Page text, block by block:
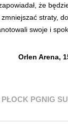
że
straty,
swoje i
Orlen Arena,
PGNIG